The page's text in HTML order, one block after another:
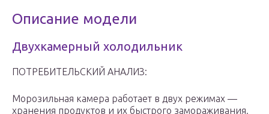
Описание модели
Двухкамерный холодильник
ПОТРЕБИТЕЛЬСКИЙ АНАЛИЗ:
Морозильная камера работает в двух режимах —
хранения продуктов и их быстрого замораживания.